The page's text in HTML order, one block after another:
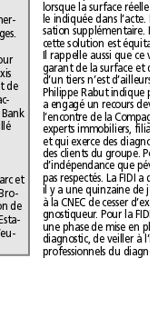
18millions d’euros dans le centre commer-
cial Carrefour Limoges-Corgnac, à Limoges.
(Anne-Sophie Plé pour
les aspects immobiliers) a conseillé Natexis
Banques Populaires dans le financement de
l’acquisition de France Printemps SA. L’ac-
quéreur était RREEF, filiale de Deustche Bank
et le groupe Borletti. RREEF était conseillé
(Gilles Saint Marc et
Miriam Munzberg) a conseillé Lehman Bro-
thers et Morgan Stanley pour l’opération de
titrisation Paris Prime Commercial Real Esta-
te FCC, d’un montant de 452millions d’eu-